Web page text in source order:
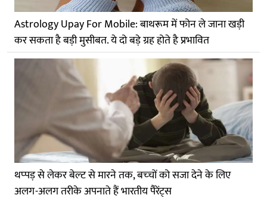
Astrology Upay For Mobile: बाथरूम में फोन ले जाना खड़ी
कर सकता है बड़ी मुसीबत. ये दो बड़े ग्रह होते है प्रभावित
थप्‍पड़ से लेकर बेल्‍ट से मारने तक, बच्‍चों को सजा देने के लिए
अलग-अलग तरीके अपनाते हैं भारतीय पैरेंट्स